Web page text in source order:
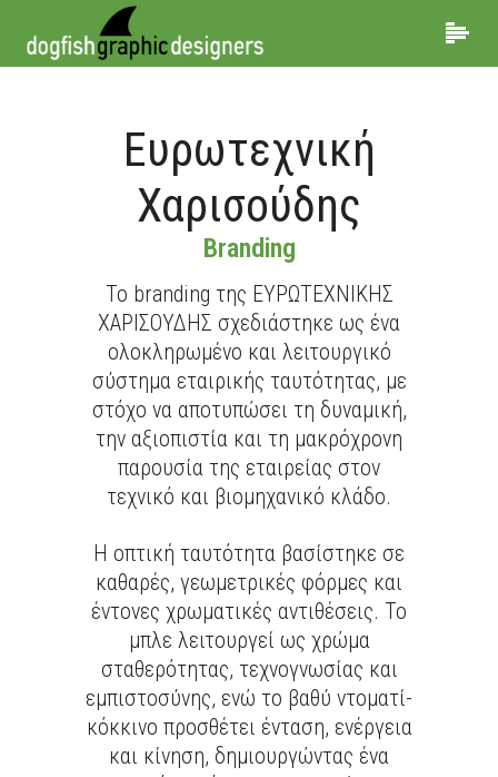
Ευρωτεχνική
Χαρισούδης
Branding
Το branding της ΕΥΡΩΤΕΧΝΙΚΗΣ
ΧΑΡΙΣΟΥΔΗΣ σχεδιάστηκε ως ένα
ολοκληρωμένο και λειτουργικό
σύστημα εταιρικής ταυτότητας, με
στόχο να αποτυπώσει τη δυναμική,
την αξιοπιστία και τη μακρόχρονη
παρουσία της εταιρείας στον
τεχνικό και βιομηχανικό κλάδο.
Η οπτική ταυτότητα βασίστηκε σε
καθαρές, γεωμετρικές φόρμες και
έντονες χρωματικές αντιθέσεις. Το
μπλε λειτουργεί ως χρώμα
σταθερότητας, τεχνογνωσίας και
εμπιστοσύνης, ενώ το βαθύ ντοματί-
κόκκινο προσθέτει ένταση, ενέργεια
και κίνηση, δημιουργώντας ένα